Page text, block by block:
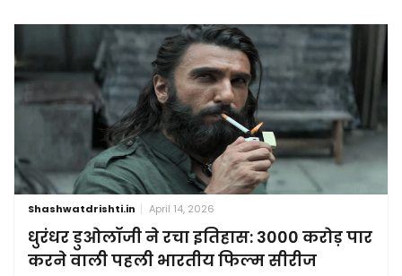
Shashwatdrishti.in April 14, 2026
धुरंधर डुओलॉजी ने रचा इतिहास: 3000 करोड़ पार
करने वाली पहली भारतीय फिल्म सीरीज